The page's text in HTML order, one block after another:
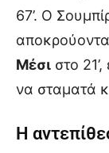
67’. Ο
Μέσι στο
να σταματά
Η